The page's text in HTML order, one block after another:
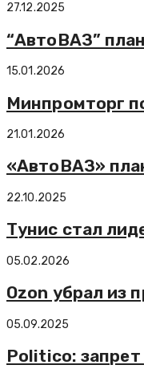
27.12.2025
“АвтоВАЗ”
15.01.2026
Минпромторг
21.01.2026
«АвтоВАЗ»
22.10.2025
Тунис стал
05.02.2026
Ozon убрал из
05.09.2025
Politico: